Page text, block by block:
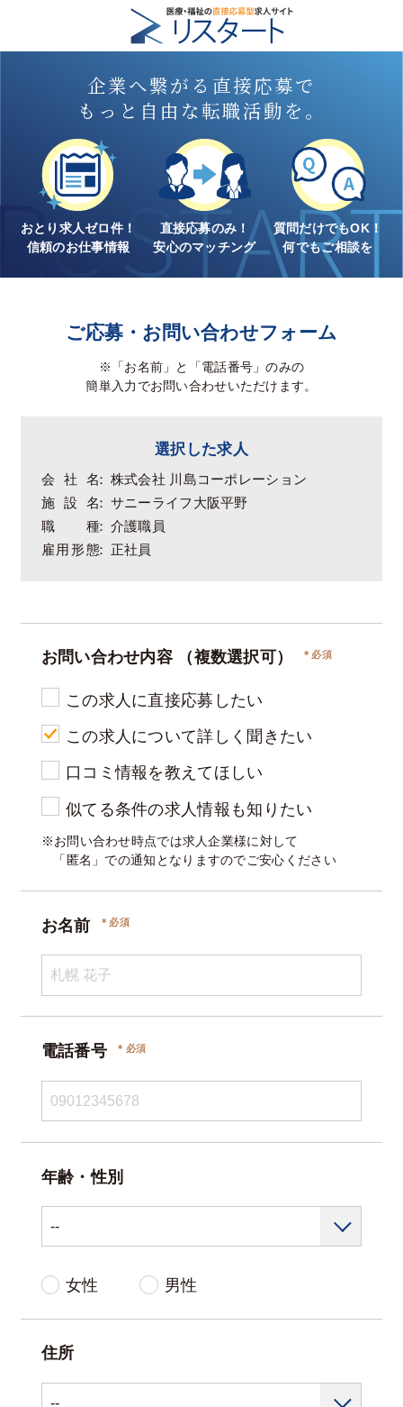
企業へ繋がる直接応募で
もっと自由な転職活動を。
おとり求人ゼロ件！
信頼のお仕事情報
直接応募のみ！
安心のマッチング
質問だけでもOK！
何でもご相談を
ご応募・お問い合わせフォーム
※「お名前」と「電話番号」のみの
簡単入力でお問い合わせいただけます。
選択した求人
会社名
株式会社 川島コーポレーション
施設名
サニーライフ大阪平野
職種
介護職員
雇用形態
正社員
お問い合わせ内容 （複数選択可）
この求人に直接応募したい
この求人について詳しく聞きたい
口コミ情報を教えてほしい
似てる条件の求人情報も知りたい
※お問い合わせ時点では求人企業様に対して
「匿名」での通知となりますのでご安心ください
お名前
電話番号
年齢・性別
女性 男性
住所